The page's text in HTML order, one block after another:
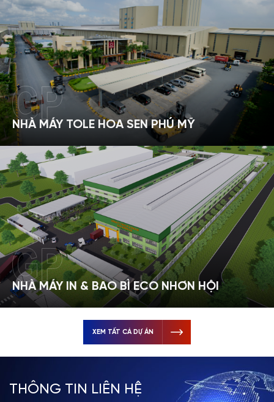
NHÀ MÁY TOLE HOA SEN PHÚ MỸ
NHÀ MÁY IN & BAO BÌ ECO NHƠN HỘI
XEM TẤT CẢ DỰ ÁN
THÔNG TIN LIÊN HỆ